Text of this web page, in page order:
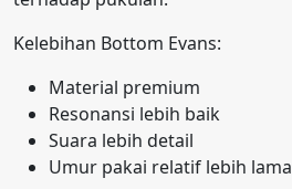
Kelebihan Bottom Evans:
Material premium
Resonansi lebih baik
Suara lebih detail
Umur pakai relatif lebih lama